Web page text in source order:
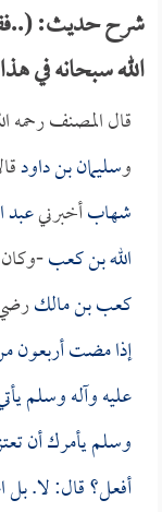
شرح حديث:
الله سبحانه في
قال المصنف رحمه
وسليمان بن داود
شهابأخبرنيعبد
الله بن كعب-
كعب بن مالك
إذا مضت أربعون
عليه وآله وسلم
وسلم يأمرك أن
أفعل؟ قال: لا. بل